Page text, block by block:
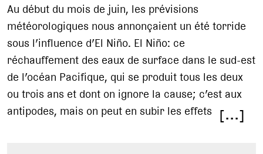
Au début du mois de juin, les prévisions
météorologiques nous annonçaient un été torride
sous l’influence d’El Niño. El Niño: ce
réchauffement des eaux de surface dans le sud-est
de l’océan Pacifique, qui se produit tous les deux
ou trois ans et dont on ignore la cause; c’est aux
antipodes, mais on peut en subir les effets [...]